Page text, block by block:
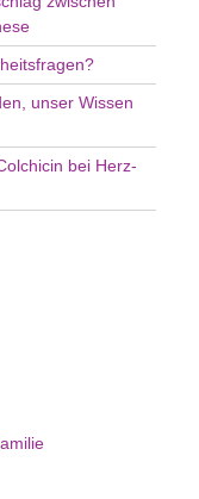
unser Wissen
bei Herz-